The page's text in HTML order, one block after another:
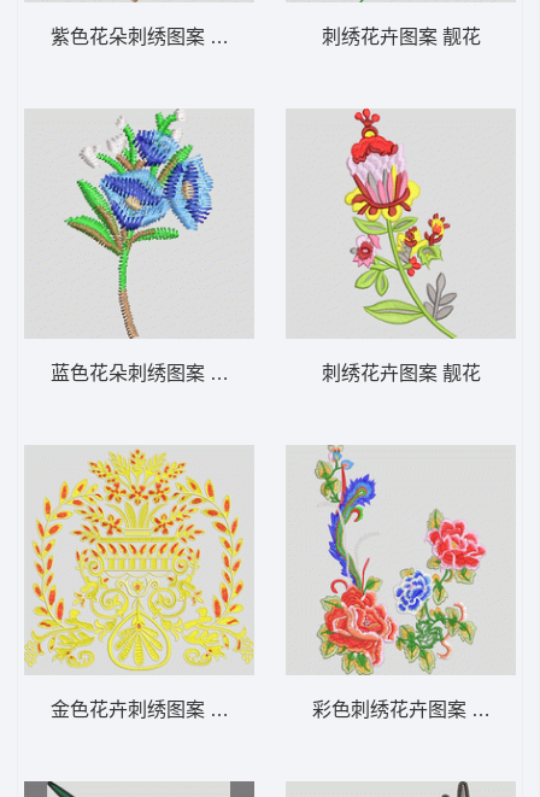
紫色花朵刺绣图案 简单小花朵
蓝色花朵刺绣图案 简单小花朵
金色花卉刺绣图案 徽章标志男装
刺绣花卉图案 靓花
刺绣花卉图案 靓花
彩色刺绣花卉图案 靓花玫